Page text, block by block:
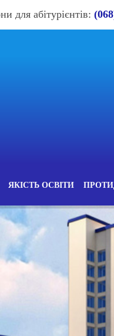
для абітурієнтів:
ЯКІСТЬ ОСВІТИ